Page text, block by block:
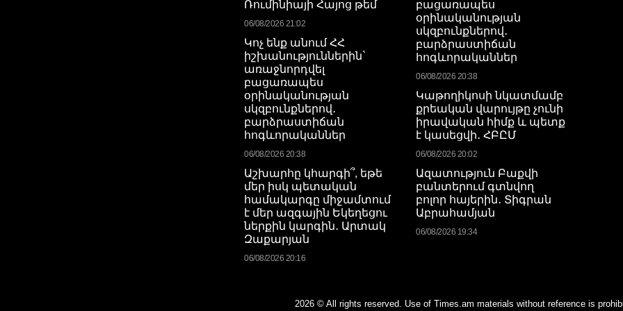
Ռումինիայի Հայոց թեմ
06/08/2026 21:02
Կոչ ենք անում ՀՀ
իշխանություններին`
առաջնորդվել
բացառապես
օրինականության
սկզբունքներով․
բարձրաստիճան
հոգևորականներ
06/08/2026 20:38
Աշխարհը կհարգի՞, եթե
մեր իսկ պետական
համակարգը միջամտում
է մեր ազգային Եկեղեցու
ներքին կարգին․ Արտակ
Զաքարյան
06/08/2026 20:16
բացառապես
օրինականության
սկզբունքներով․
բարձրաստիճան
հոգևորականներ
06/08/2026 20:38
Կաթողիկոսի նկատմամբ
քրեական վարույթը չունի
իրավական հիմք և պետք
է կասեցվի․ ՀԲԸՄ
06/08/2026 20:02
Ազատություն Բաքվի
բանտերում գտնվող
բոլոր հայերին․ Տիգրան
Աբրահամյան
06/08/2026 19:34
2026 © All rights reserved. Use of Times.am materials without reference is